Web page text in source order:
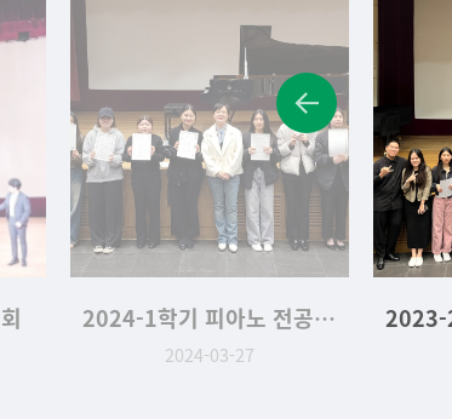
2024-1학기 피아노 전공 실기 및 성적 우수학생 시상식
2024-03-27